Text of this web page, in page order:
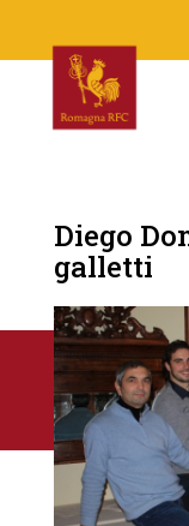
Diego
galletti